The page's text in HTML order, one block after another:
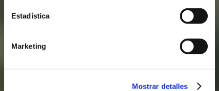
Estadística
Marketing
Mostrar detalles